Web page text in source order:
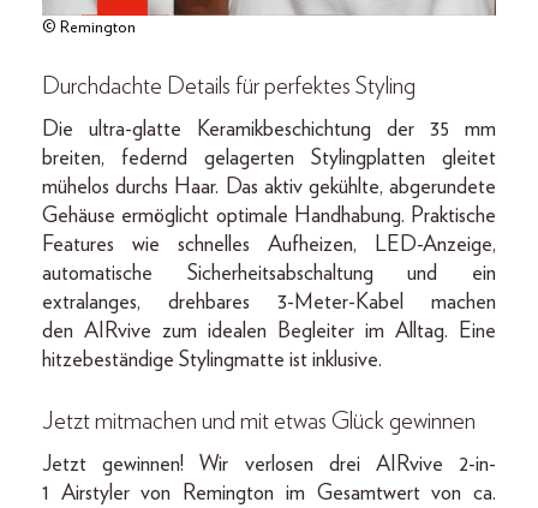
© Remington
Durchdachte Details für perfektes Styling
Die ultra-glatte Keramikbeschichtung der 35 mm
breiten, federnd gelagerten Stylingplatten gleitet
mühelos durchs Haar. Das aktiv gekühlte, abgerundete
Gehäuse ermöglicht optimale Handhabung. Praktische
Features wie schnelles Aufheizen, LED-Anzeige,
automatische Sicherheitsabschaltung und ein
extralanges, drehbares 3-Meter-Kabel machen
den AIRvive zum idealen Begleiter im Alltag. Eine
hitzebeständige Stylingmatte ist inklusive.
Jetzt mitmachen und mit etwas Glück gewinnen
Jetzt gewinnen! Wir verlosen drei AIRvive 2-in-
1 Airstyler von Remington im Gesamtwert von ca.